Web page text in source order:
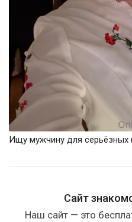
Ищу мужчину для серьёзных
Сайт
Наш сайт — это